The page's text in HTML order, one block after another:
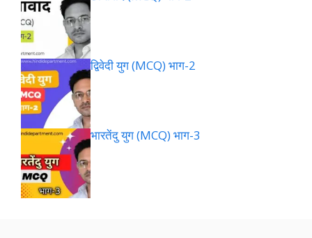
द्विवेदी युग (MCQ) भाग-2
भारतेंदु युग (MCQ) भाग-3